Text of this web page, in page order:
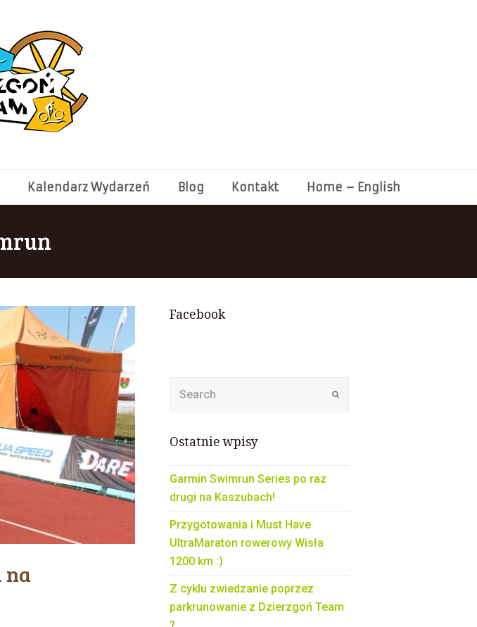
Kalendarz Wydarzeń Blog Kontakt Home – English
na
Facebook
Ostatnie wpisy
Garmin Swimrun Series po raz
drugi na Kaszubach!
Przygotowania i Must Have
UltraMaraton rowerowy Wisła
1200 km :)
Z cyklu zwiedzanie poprzez
parkrunowanie z Dzierzgoń Team